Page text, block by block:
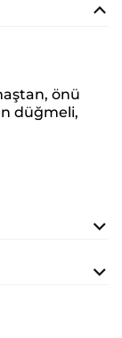
önü
düğmeli,